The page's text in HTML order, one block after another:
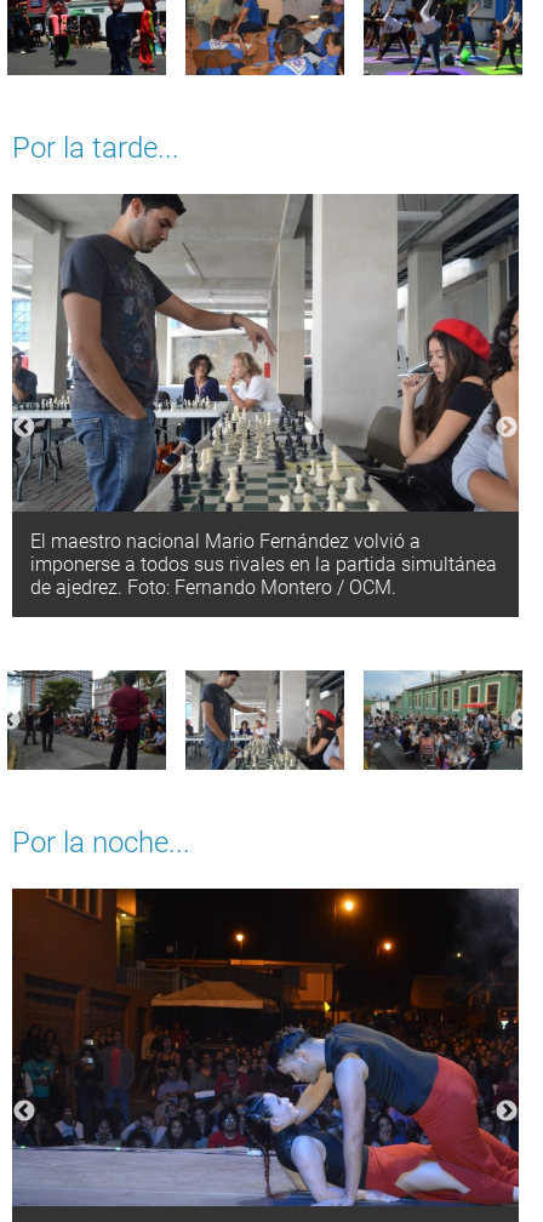
Por la tarde...
El maestro nacional Mario Fernández volvió a
imponerse a todos sus rivales en la partida simultánea
de ajedrez. Foto: Fernando Montero / OCM.
Por la noche...